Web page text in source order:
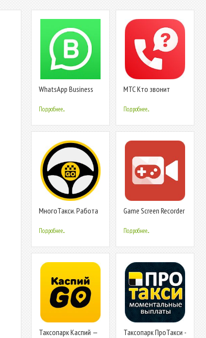
WhatsApp Business
Подробнее...
МТС Кто звонит
Подробнее...
МногоТакси. Работа
Подробнее...
Game Screen Recorder
Подробнее...
Таксопарк Каспий —
Таксопарк ПроТакси -